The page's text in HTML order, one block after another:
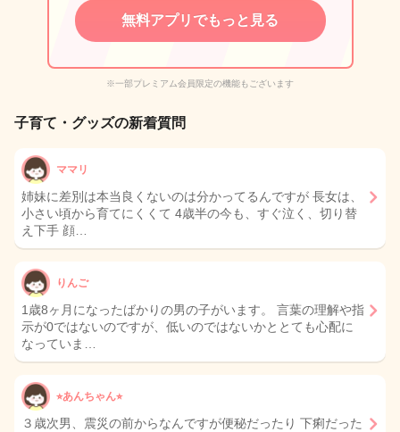
無料アプリでもっと見る
※一部プレミアム会員限定の機能もございます
子育て・グッズの新着質問
ママリ
姉妹に差別は本当良くないのは分かってるんですが 長女は、
小さい頃から育てにくくて 4歳半の今も、すぐ泣く、切り替
え下手 顔…
りんご
1歳8ヶ月になったばかりの男の子がいます。 言葉の理解や指
示が0ではないのですが、低いのではないかととても心配に
なっていま…
⭐︎あんちゃん⭐︎
３歳次男、震災の前からなんですが便秘だったり 下痢だった